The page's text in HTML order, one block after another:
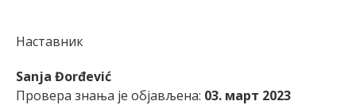
Наставник
Sanja Đorđević
Провера знања је објављена: 03. март 2023